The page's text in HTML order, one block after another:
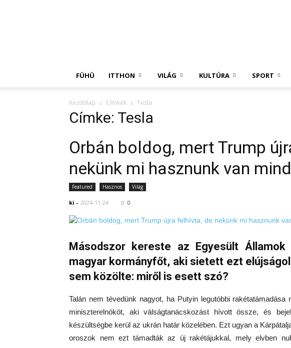
FÜHÜ ITTHON VILÁG KULTÚRA SPORT
Kezdőlap Címkék Tesla
Címke: Tesla
Orbán boldog, mert Trump
nekünk mi hasznunk van
Featured Hasznos Világ
ki - 2024-11-24 0
Másodszor kereste az Egyesült
magyar kormányfőt, aki sietett ezt
sem közölte: miről is esett szó?
Talán nem tévedünk nagyot, ha Putyin legutóbbi
miniszterelnököt, aki válságtanácskozást hívott össze, és
készültségbe kerül az ukrán határ közelében. Ezt ugyan a
oroszok nem ezt támadták az új rakétájukkal, mely elvben